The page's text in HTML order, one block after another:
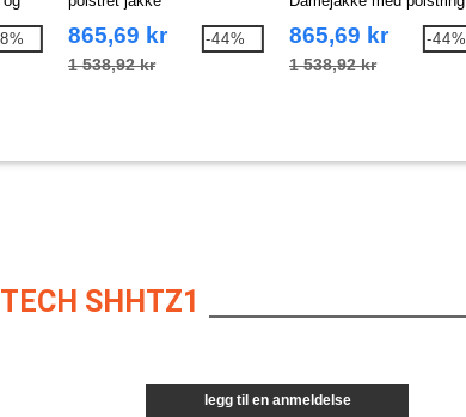
865,69 kr
1 538,92 kr
-44% 865,69 kr
1 538,92 kr
-44%
SHHTZ1
legg til en anmeldelse